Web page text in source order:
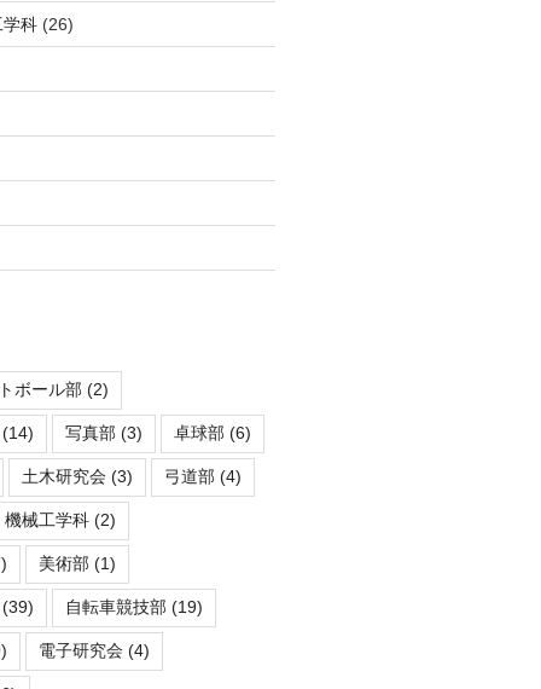
科(26)
ボール部(2)
写真部(3) 卓球部(6)
土木研究会(3) 弓道部(4)
機械工学科(2)
美術部(1)
自転車競技部(19)
電子研究会(4)